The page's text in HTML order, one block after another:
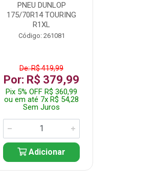
PNEU DUNLOP
175/70R14 TOURING
R1XL
Código: 261081
De: R$ 419,99
Por: R$ 379,99
Pix 5% OFF R$ 360,99
ou em até 7x R$ 54,28
Sem Juros
Adicionar